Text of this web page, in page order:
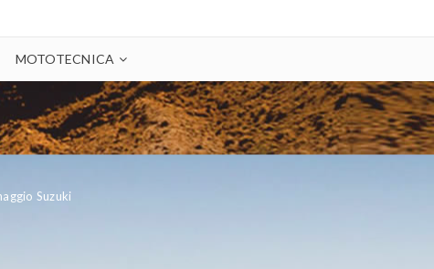
MOTOTECNICA
Suzuki